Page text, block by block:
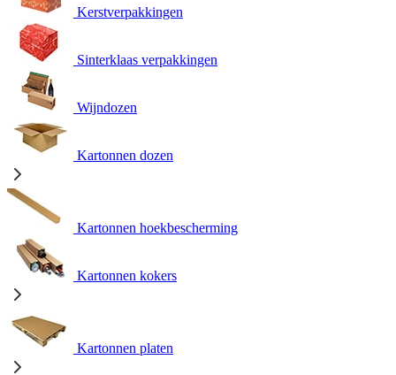
Kerstverpakkingen
Sinterklaas verpakkingen
Wijndozen
Kartonnen dozen
Kartonnen hoekbescherming
Kartonnen kokers
Kartonnen platen